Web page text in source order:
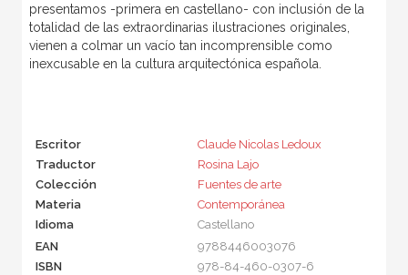
presentamos -primera en castellano- con inclusión de la
totalidad de las extraordinarias ilustraciones originales,
vienen a colmar un vacío tan incomprensible como
inexcusable en la cultura arquitectónica española.
Escritor
Claude Nicolas Ledoux
Traductor
Rosina Lajo
Colección
Fuentes de arte
Materia
Contemporánea
Idioma
Castellano
EAN
9788446003076
ISBN
978-84-460-0307-6